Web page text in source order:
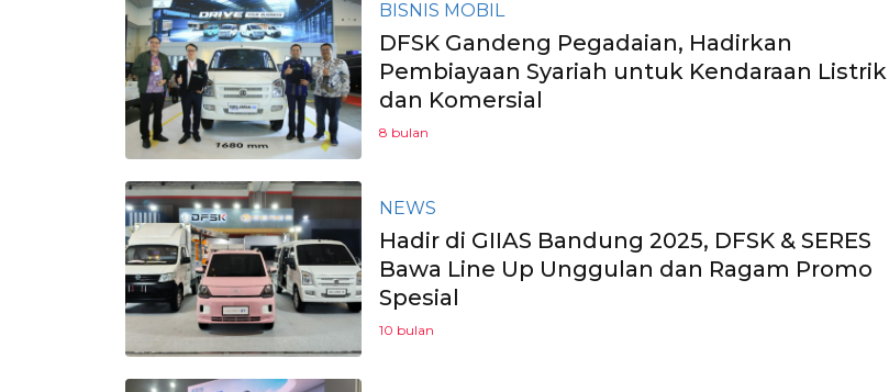
BISNIS MOBIL
DFSK Gandeng Pegadaian, Hadirkan
Pembiayaan Syariah untuk Kendaraan Listrik
dan Komersial
8 bulan
NEWS
Hadir di GIIAS Bandung 2025, DFSK & SERES
Bawa Line Up Unggulan dan Ragam Promo
Spesial
10 bulan